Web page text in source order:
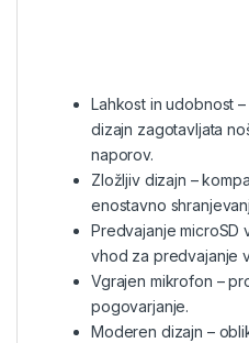
Lahkost in udobnost
dizajn zagotavljata
naporov.
Zložljiv dizajn –
enostavno
Predvajanje microSD
vhod za predvajanje
Vgrajen mikrofon –
pogovarjanje.
Moderen dizajn –